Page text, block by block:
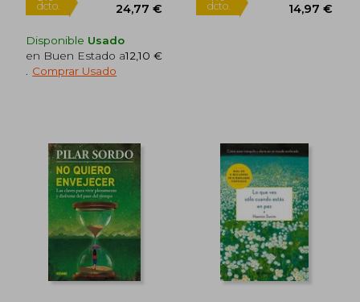
dcto. 24,77 €
Disponible Usado
en Buen Estado a12,10 €
Comprar Usado
dcto.